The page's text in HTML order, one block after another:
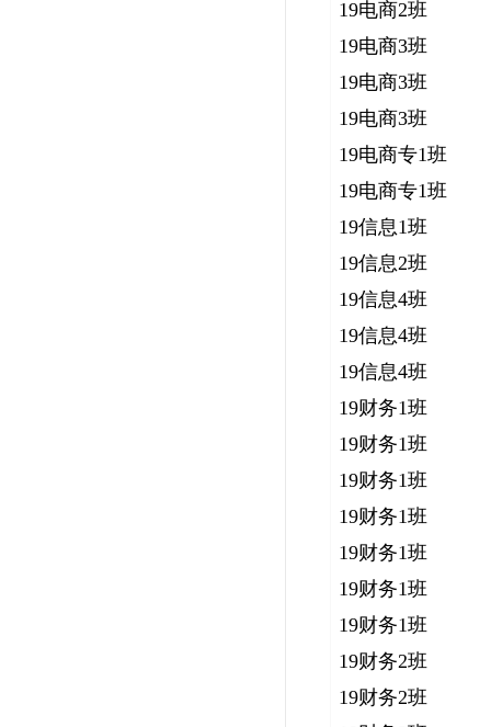
19电商2班
19电商3班
19电商3班
19电商3班
19电商专1班
19电商专1班
19信息1班
19信息2班
19信息4班
19信息4班
19信息4班
19财务1班
19财务1班
19财务1班
19财务1班
19财务1班
19财务1班
19财务1班
19财务2班
19财务2班